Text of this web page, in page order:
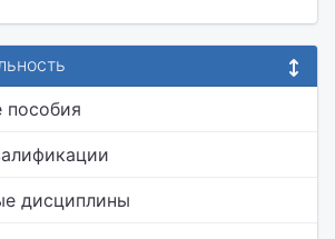
пособия
дисциплины